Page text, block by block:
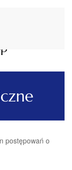
postępowań o